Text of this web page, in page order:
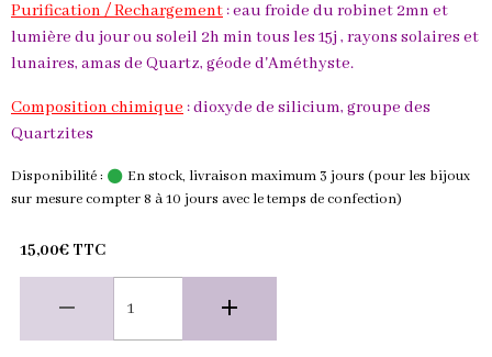
Purification / Rechargement : eau froide du robinet 2mn et
lumière du jour ou soleil 2h min tous les 15j , rayons solaires et
lunaires, amas de Quartz, géode d'Améthyste.
Composition chimique : dioxyde de silicium, groupe des
Quartzites
Disponibilité :
En stock, livraison maximum 3 jours (pour les bijoux
sur mesure compter 8 à 10 jours avec le temps de confection)
15,00€ TTC